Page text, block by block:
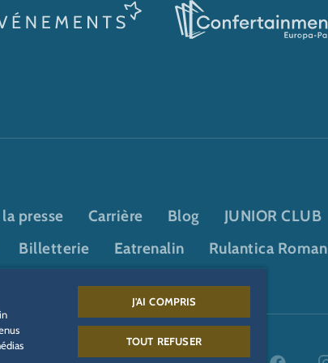
presse Carrière Blog JUNIOR CLUB
Billetterie Eatrenalin Rulantica Roman
Mentions légales Informations juridiques
J'AI COMPRIS
TOUT REFUSER